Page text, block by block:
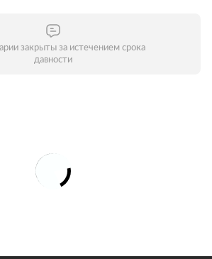
закрыты за истечением срока
давности